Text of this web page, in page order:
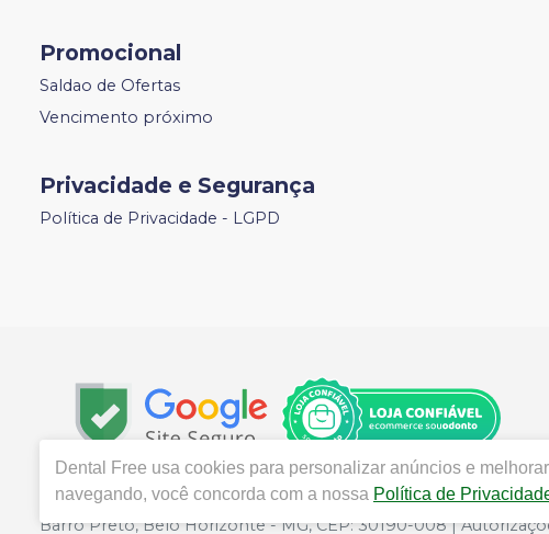
Promocional
Saldao de Ofertas
Vencimento próximo
Privacidade e Segurança
Política de Privacidade - LGPD
Copyright © 2024 | Todos os direitos reservados |
Barro Preto, Belo Horizonte - MG, CEP: 30190-008 |
Dental Free usa cookies para personalizar anúncios e
navegando, você concorda com a nossa Política de